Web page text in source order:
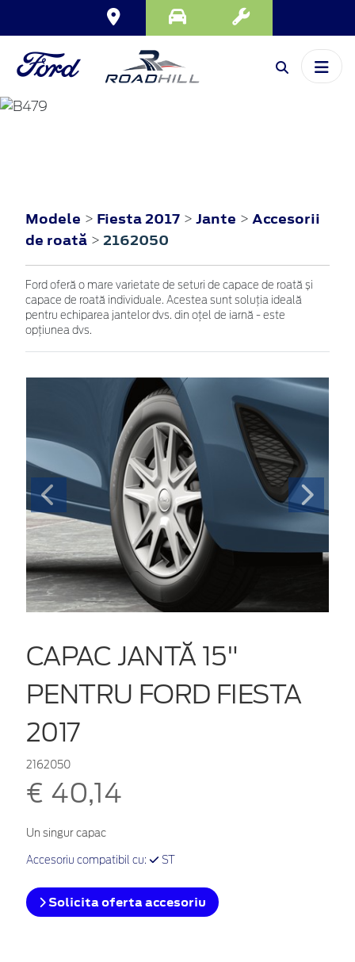
Modele > Fiesta 2017 > Jante > Accesorii
de roată > 2162050
Ford oferă o mare varietate de seturi de capace de roată și
capace de roată individuale. Acestea sunt soluția ideală
pentru echiparea jantelor dvs. din oțel de iarnă - este
opțiunea dvs.
CAPAC JANTĂ 15"
PENTRU FORD FIESTA
2017
2162050
€ 40,14
Un singur capac
Accesoriu compatibil cu: ST
Solicita oferta accesoriu